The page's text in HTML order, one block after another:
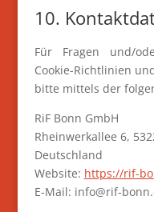
10.
Für Fragen und/
Cookie-Richtlinien
bitte mittels der
RiF Bonn GmbH
Rheinwerkallee 6,
Deutschland
Website: https://rif-
E-Mail: info@rif-